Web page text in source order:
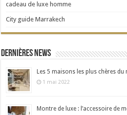
cadeau de luxe homme
City guide Marrakech
Dernières news
Les 5 maisons les plus chères du
1 mai 2022
Montre de luxe : l’accessoire de